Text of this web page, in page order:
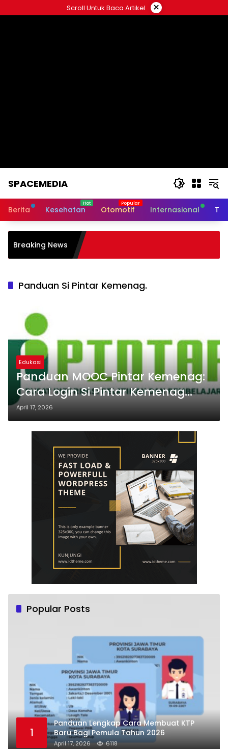
to
Scroll Untuk Baca Artikel ×
SPACEMEDIA
Berita Kesehatan Otomotif Internasional
Breaking News
Burnout pada
Tips
Panduan Si Pintar Kemenag.
Edukasi
Panduan MOOC Pintar Kemenag:
Cara Login Si Pintar Kemenag
Terbaru
April 17, 2026
Popular Posts
1
Panduan Lengkap Cara Membuat KTP
Baru Bagi Pemula Tahun 2026
April 17, 2026 6118